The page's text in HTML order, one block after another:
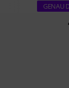
GENAU